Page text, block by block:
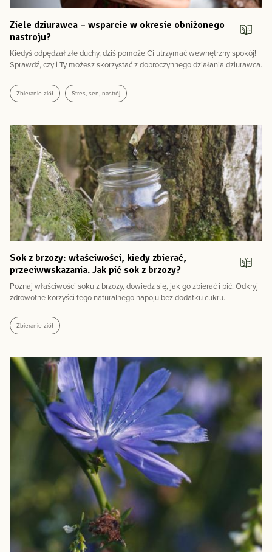
zobacz więcej
Ziele dziurawca – wsparcie w okresie obniżonego
nastroju?
Kiedyś odpędzał złe duchy, dziś pomoże Ci utrzymać wewnętrzny spokój!
Sprawdź, czy i Ty możesz skorzystać z dobroczynnego działania dziurawca.
Zbieranie ziół Stres, sen, nastrój
Sok z brzozy: właściwości, kiedy zbierać,
przeciwwskazania. Jak pić sok z brzozy?
Poznaj właściwości soku z brzozy, dowiedz się, jak go zbierać i pić. Odkryj
zdrowotne korzyści tego naturalnego napoju bez dodatku cukru.
Zbieranie ziół